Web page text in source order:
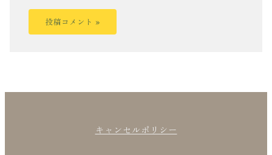
キャンセルポリシー